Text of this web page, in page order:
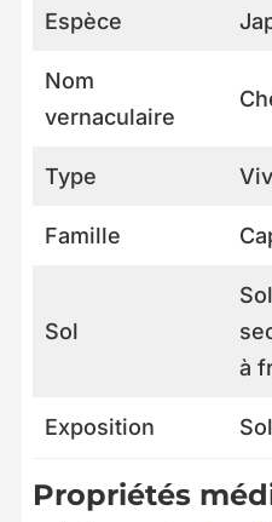
Espèce
Nom
vernaculaire
Type
Famille
Sol
à
Exposition
Propriétés